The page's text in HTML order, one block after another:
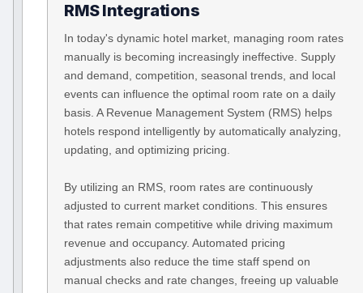
RMS Integrations
In today's dynamic hotel market, managing room rates
manually is becoming increasingly ineffective. Supply
and demand, competition, seasonal trends, and local
events can influence the optimal room rate on a daily
basis. A Revenue Management System (RMS) helps
hotels respond intelligently by automatically analyzing,
updating, and optimizing pricing.
By utilizing an RMS, room rates are continuously
adjusted to current market conditions. This ensures
that rates remain competitive while driving maximum
revenue and occupancy. Automated pricing
adjustments also reduce the time staff spend on
manual checks and rate changes, freeing up valuable